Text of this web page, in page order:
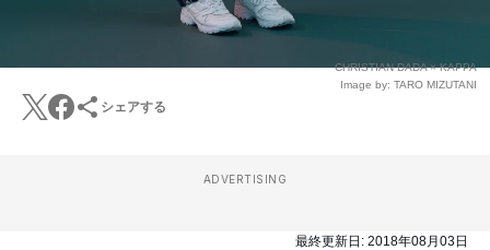
CHRISTIAN DADA × KAPPA
Image by: TARO MIZUTANI
シェアする
ADVERTISING
最終更新日: 2018年08月03日